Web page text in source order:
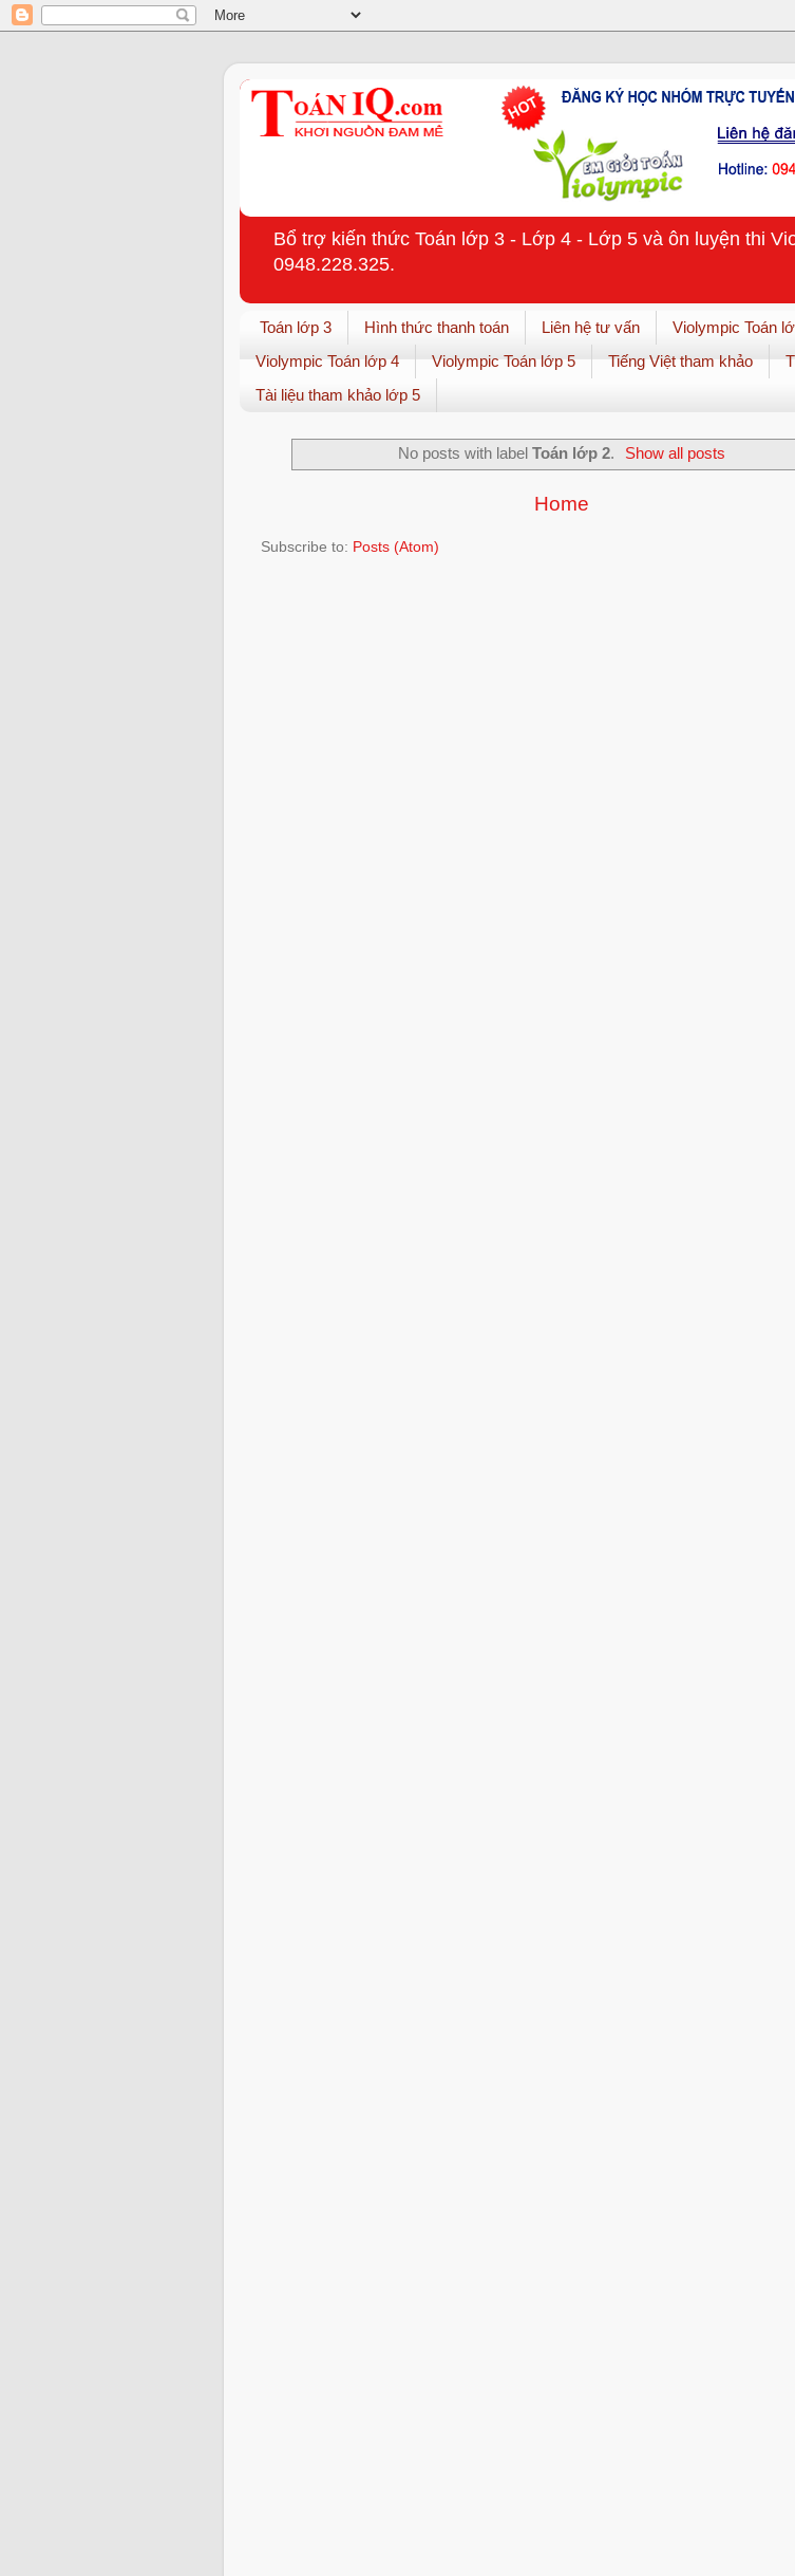
Bổ trợ kiến thức Toán lớp 3 - Lớp 4 - Lớp 5 và ôn luyện thi
0948.228.325.
Toán lớp 3 Hình thức thanh toán Liên hệ tư vấn Violympic Toán
Violympic Toán lớp 4
Violympic Toán lớp 5 Tiếng Việt tham khảo
Tài liệu tham khảo lớp 5
No posts with labelToán lớp 2. Show all posts
Home
Subscribe to: Posts (Atom)